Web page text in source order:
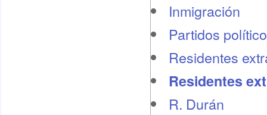
Inmigración
Partidos
Residentes
Residentes
R. Durán